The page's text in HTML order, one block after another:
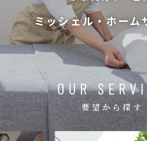
ミッシェル・ホーム
OUR
要望から探す